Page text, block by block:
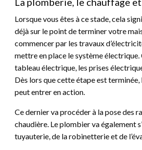
Lorsque vous êtes à ce stade, cela
déjà sur le point de terminer votre
commencer par les travaux
mettre en place le système électrique.
tableau électrique, les prises
Dès lors que cette étape est
peut entrer en action.
Ce dernier va procéder à la pose des
chaudière. Le plombier va également
tuyauterie, de la robinetterie et de